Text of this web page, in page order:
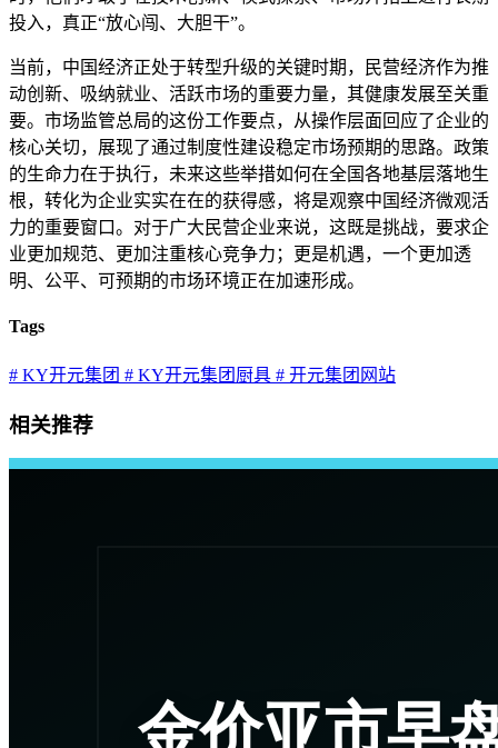
投入，真正“放心闯、大胆干”。
当前，中国经济正处于转型升级的关键时期，民营经济作为推
动创新、吸纳就业、活跃市场的重要力量，其健康发展至关重
要。市场监管总局的这份工作要点，从操作层面回应了企业的
核心关切，展现了通过制度性建设稳定市场预期的思路。政策
的生命力在于执行，未来这些举措如何在全国各地基层落地生
根，转化为企业实实在在的获得感，将是观察中国经济微观活
力的重要窗口。对于广大民营企业来说，这既是挑战，要求企
业更加规范、更加注重核心竞争力；更是机遇，一个更加透
明、公平、可预期的市场环境正在加速形成。
Tags
# KY开元集团 # KY开元集团厨具 # 开元集团网站
相关推荐